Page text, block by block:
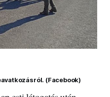
(Facebook)